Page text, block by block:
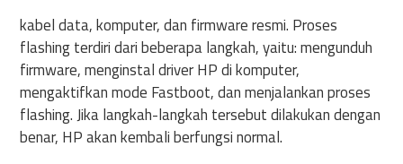
kabel data, komputer, dan firmware resmi. Proses
flashing terdiri dari beberapa langkah, yaitu: mengunduh
firmware, menginstal driver HP di komputer,
mengaktifkan mode Fastboot, dan menjalankan proses
flashing. Jika langkah-langkah tersebut dilakukan dengan
benar, HP akan kembali berfungsi normal.